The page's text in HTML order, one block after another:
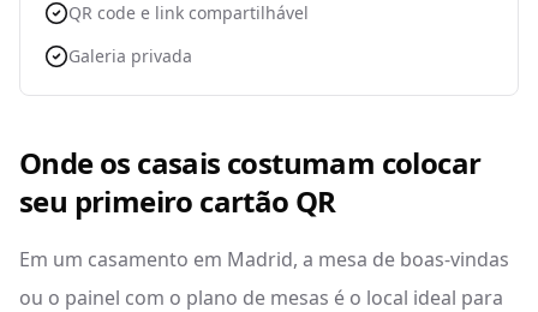
QR code e link compartilhável
Galeria privada
Onde os casais costumam colocar
seu primeiro cartão QR
Em um casamento em Madrid, a mesa de boas-vindas
ou o painel com o plano de mesas é o local ideal para